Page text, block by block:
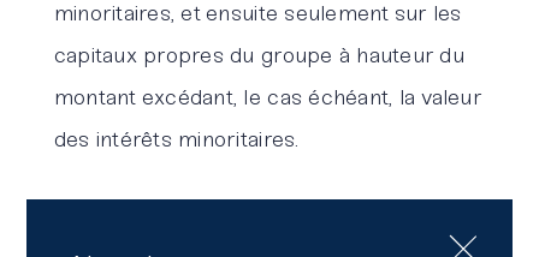
minoritaires, et ensuite seulement sur les
capitaux propres du groupe à hauteur du
montant excédant, le cas échéant, la valeur
des intérêts minoritaires.